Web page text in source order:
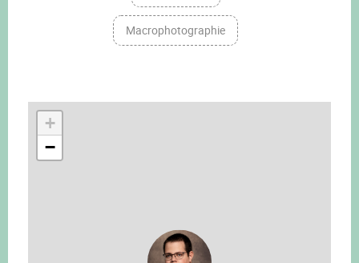
Macrophotographie
+
−